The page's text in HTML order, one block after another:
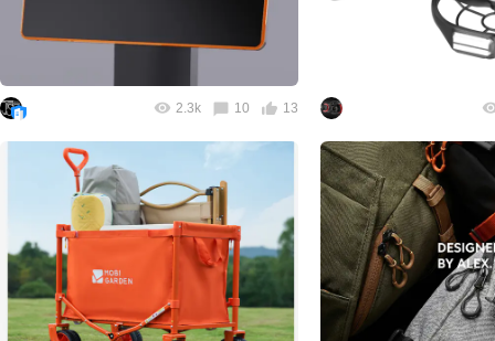
2.3k 10 13